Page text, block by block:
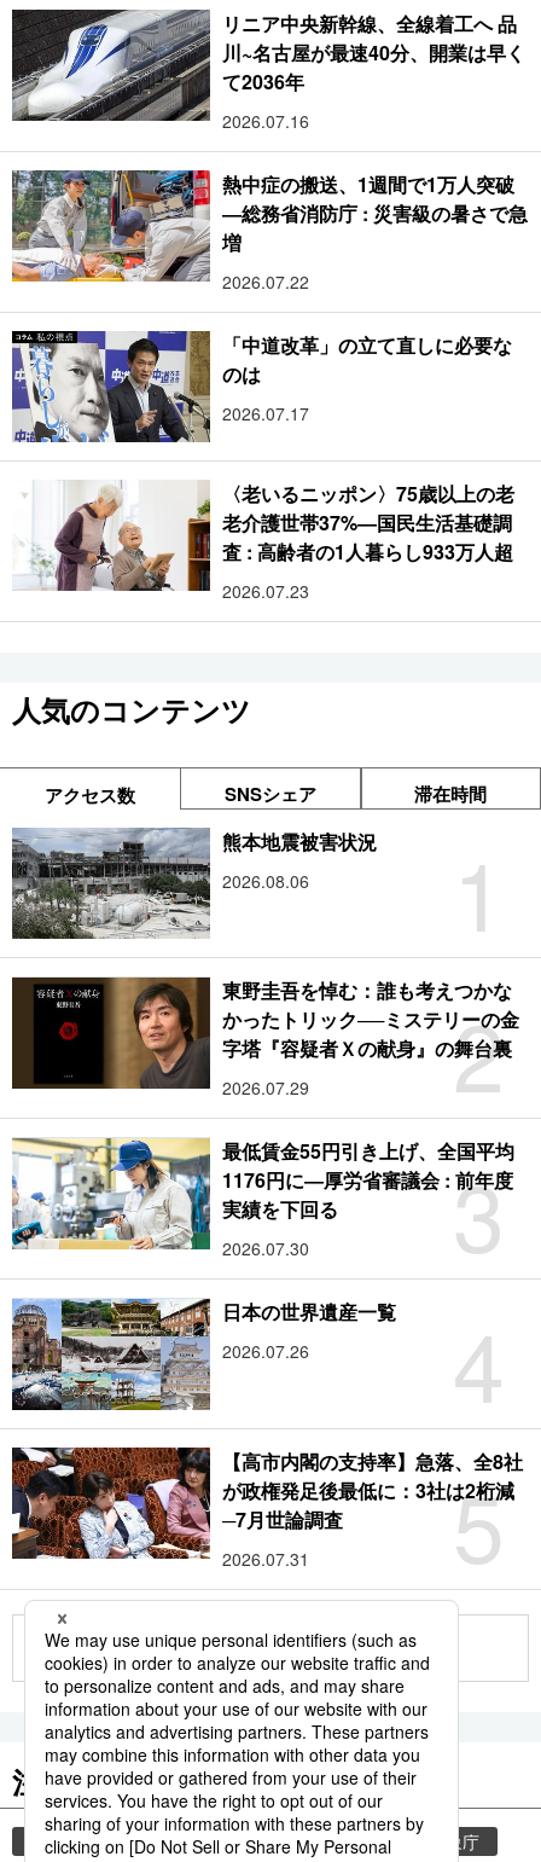
リニア中央新幹線、全線着工へ 品
川~名古屋が最速40分、開業は早く
て2036年
2026.07.16
熱中症の搬送、1週間で1万人突破
―総務省消防庁 : 災害級の暑さで急
増
2026.07.22
「中道改革」の立て直しに必要な
のは
2026.07.17
〈老いるニッポン〉75歳以上の老
老介護世帯37%―国民生活基礎調
査 : 高齢者の1人暮らし933万人超
2026.07.23
人気のコンテンツ
アクセス数 SNSシェア 滞在時間
1
熊本地震被害状況
2026.08.06
2
東野圭吾を悼む：誰も考えつかな
かったトリック──ミステリーの金
字塔『容疑者Ｘの献身』の舞台裏
2026.07.29
3
最低賃金55円引き上げ、全国平均
1176円に―厚労省審議会 : 前年度
実績を下回る
2026.07.30
4
日本の世界遺産一覧
2026.07.26
5
【高市内閣の支持率】急落、全8社
が政権発足後最低に：3社は2桁減
─7月世論調査
2026.07.31
もっと見る
注目のキーワード
共同通信ニュース 気象・災害 災害 気象庁